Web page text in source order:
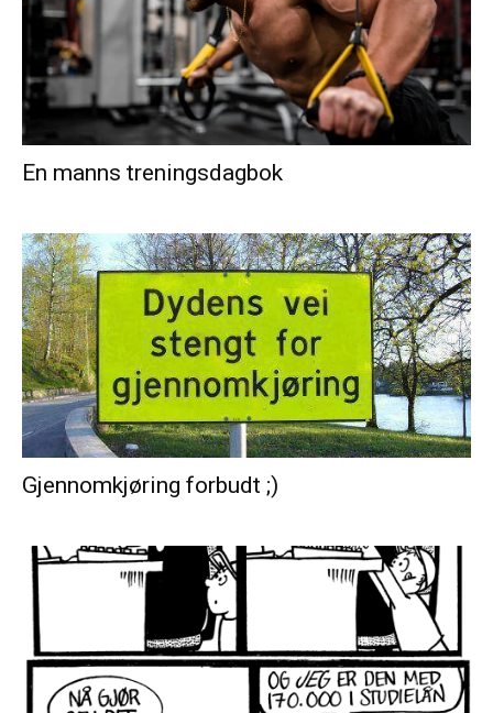
En manns treningsdagbok
Gjennomkjøring forbudt ;)